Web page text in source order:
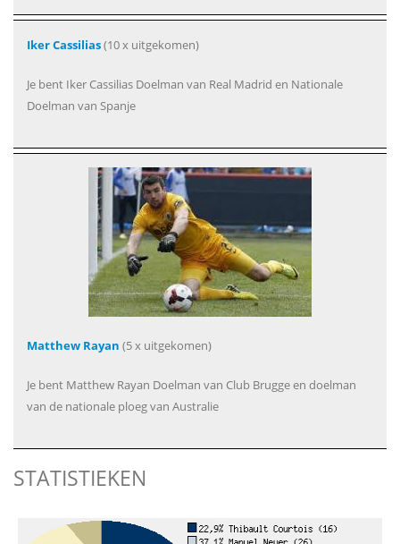
Iker Cassilias(10 x uitgekomen)
Je bent Iker Cassilias Doelman van Real Madrid en Nationale
Doelman van Spanje
Matthew Rayan (5 x uitgekomen)
Je bent Matthew Rayan Doelman van Club Brugge en doelman
van de nationale ploeg van Australie
STATISTIEKEN